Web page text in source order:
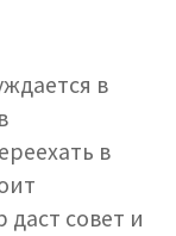
в
в
совет и